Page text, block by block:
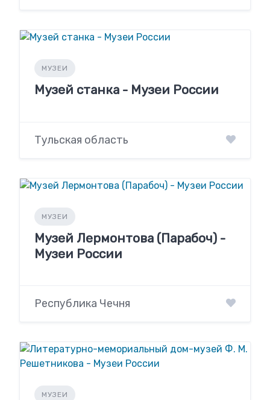
МУЗЕИ
Музей станка - Музеи России
Тульская область
МУЗЕИ
Музей Лермонтова (Парабоч) -
Музеи России
Республика Чечня
МУЗЕИ